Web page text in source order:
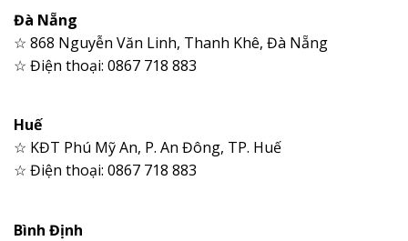
Đà Nẵng
☆ 868 Nguyễn Văn Linh, Thanh Khê, Đà Nẵng
☆ Điện thoại: 0867 718 883
Huế
☆ KĐT Phú Mỹ An, P. An Đông, TP. Huế
☆ Điện thoại: 0867 718 883
Bình Định